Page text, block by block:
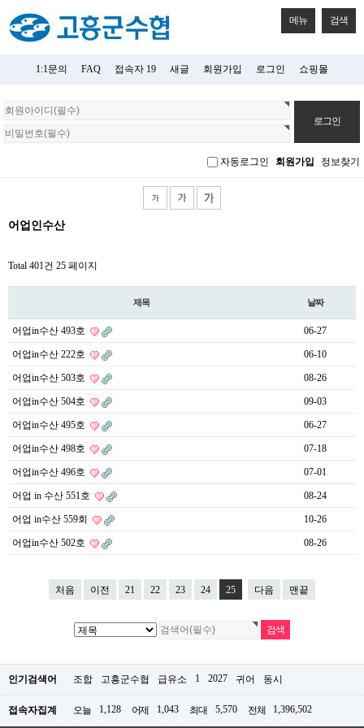
메뉴 검색
1:1문의 FAQ 접속자 19 새글 회원가입 로그인 쇼핑몰
회
원
로
자동로그인 회원가입 정보찾기
어업인수산
Total 401건 25 페이지
제목 날짜
어업in수산 493호 06-27
어업in수산 222호 06-10
어업in수산 503호 08-26
어업in수산 504호 09-03
어업in수산 495호 06-27
어업in수산 498호 07-18
어업in수산 496호 07-01
어업 in 수산 551호 08-24
어업 in수산 559회 10-26
어업in수산 502호 08-26
처음 이전 21 22 23 24 25 다음 맨끝
인기검색어 조합 고흥군수협 급유소 1 2027 귀어 동시
접속자집계 오늘 1,128 어제 1,043 최대 5,570 전체 1,396,502